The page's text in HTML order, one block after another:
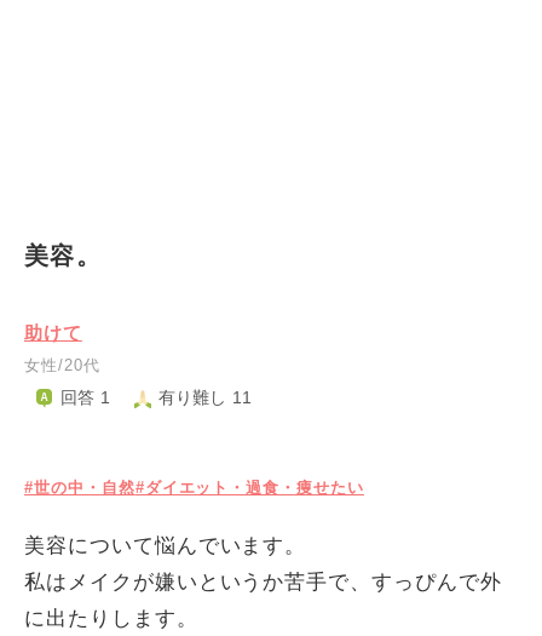
美容。
助けて
女性/20代
回答 1 有り難し 11
#世の中・自然#ダイエット・過食・痩せたい
美容について悩んでいます。
私はメイクが嫌いというか苦手で、すっぴんで外
に出たりします。